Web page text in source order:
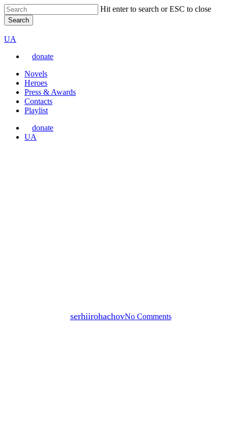
Skip
to
main
content
Hit enter to search or ESC to close
Search
Search
Перемкнути
сайту
UA
donate
Menu
Novels
Heroes
Press & Awards
Contacts
Playlist
donate
Перемкнути
UA
serhiirohachovNo Comments